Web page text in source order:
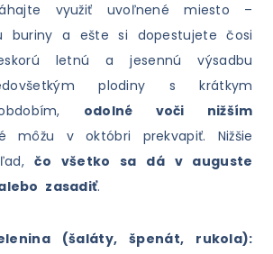
využiť uvoľnené miesto –
buriny a ešte si dopestujete čosi
letnú a jesennú výsadbu
plodiny s krátkym
odolné voči nižším
môžu v októbri prekvapiť. Nižšie
čo všetko sa dá v auguste
zasadiť.
(šaláty, špenát, rukola):